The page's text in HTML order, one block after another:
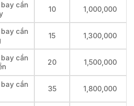
cần
10 1,000,000
cần
15 1,300,000
cần
20 1,500,000
cần
35 1,800,000